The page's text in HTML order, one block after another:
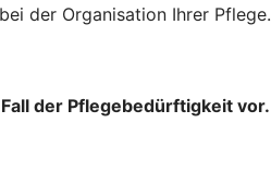
der Organisation Ihrer Pflege.
der Pflegebedürftigkeit vor.